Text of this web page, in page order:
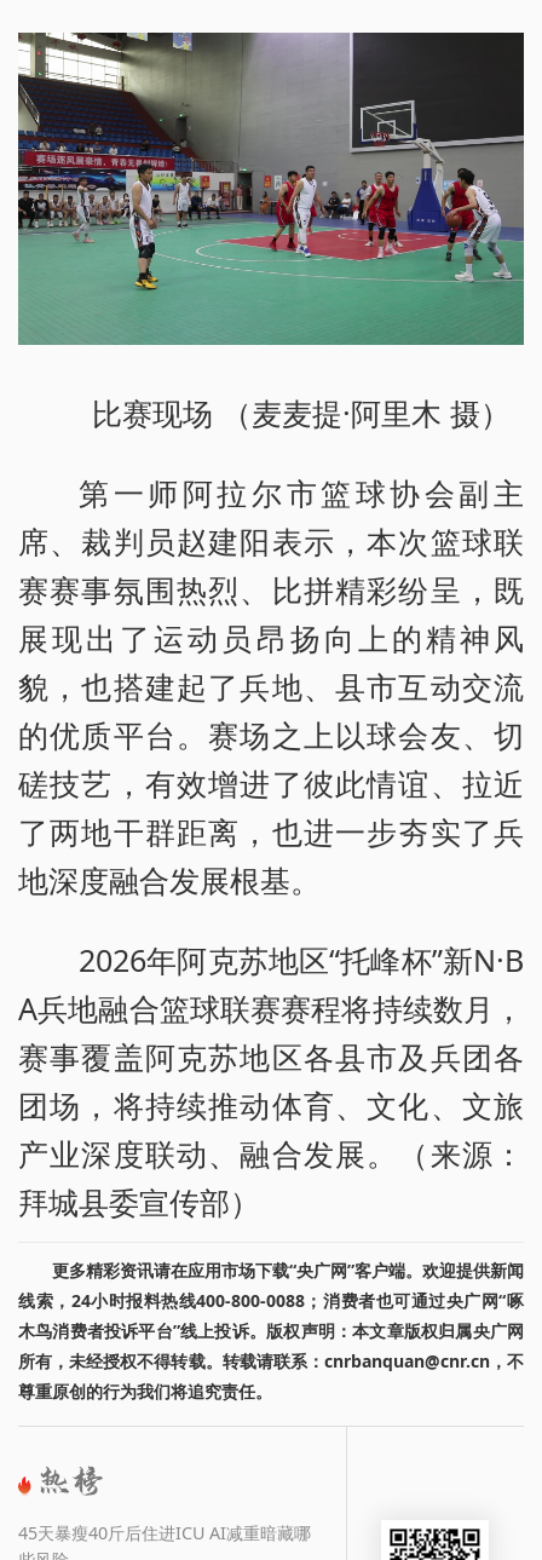
比赛现场 （麦麦提·阿里木 摄）
第一师阿拉尔市篮球协会副主
席、裁判员赵建阳表示，本次篮球联
赛赛事氛围热烈、比拼精彩纷呈，既
展现出了运动员昂扬向上的精神风
貌，也搭建起了兵地、县市互动交流
的优质平台。赛场之上以球会友、切
磋技艺，有效增进了彼此情谊、拉近
了两地干群距离，也进一步夯实了兵
地深度融合发展根基。
2026年阿克苏地区“托峰杯”新N·B
A兵地融合篮球联赛赛程将持续数月，
赛事覆盖阿克苏地区各县市及兵团各
团场，将持续推动体育、文化、文旅
产业深度联动、融合发展。（来源：
拜城县委宣传部）
更多精彩资讯请在应用市场下载“央广网”客户端。欢迎提供新闻
线索，24小时报料热线400-800-0088；消费者也可通过央广网“啄
木鸟消费者投诉平台”线上投诉。版权声明：本文章版权归属央广网
所有，未经授权不得转载。转载请联系：cnrbanquan@cnr.cn，不
尊重原创的行为我们将追究责任。
45天暴瘦40斤后住进ICU AI减重暗藏哪